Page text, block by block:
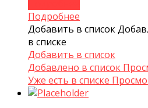
Подробнее
Добавить в список
в списке
Добавить в список
Добавлено в список
Уже есть в списке